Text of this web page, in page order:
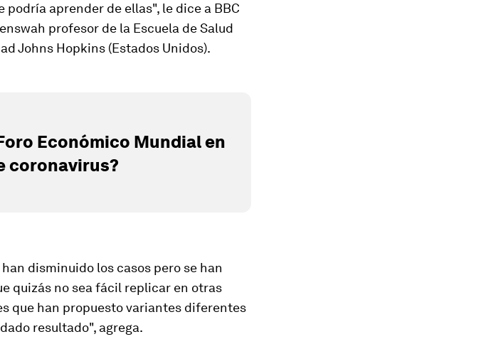
aprender de ellas", le dice a BBC
profesor de la Escuela de Salud
Johns Hopkins (Estados Unidos).
Económico Mundial en
coronavirus?
disminuido los casos pero se han
quizás no sea fácil replicar en otras
que han propuesto variantes diferentes
resultado", agrega.